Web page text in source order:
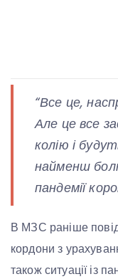
“Все це,
Але це все
колію і
найменш
пандемії
В МЗС раніше
кордони з
також ситуації із